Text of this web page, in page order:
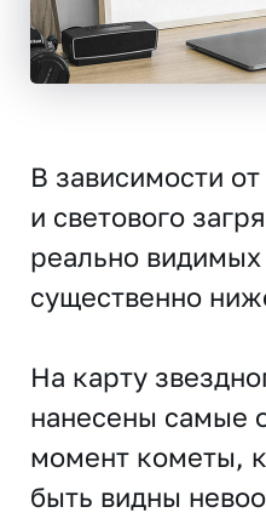
В зависимости
и светового
реально
существенно
На карту
нанесены самые
момент кометы,
быть видны